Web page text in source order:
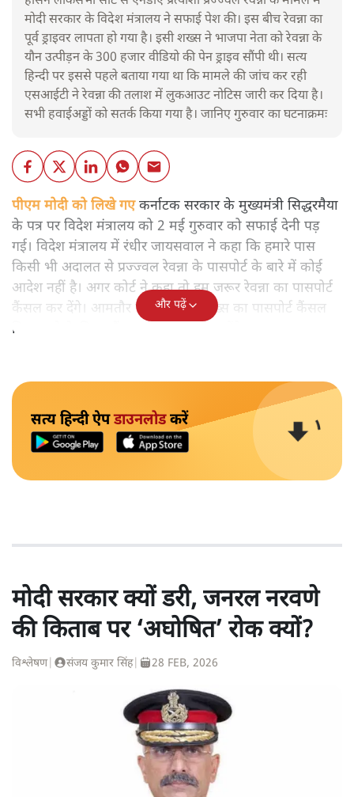
मोदी सरकार के विदेश मंत्रालय ने सफाई पेश की। इस बीच रेवन्ना का
पूर्व ड्राइवर लापता हो गया है। इसी शख्स ने भाजपा नेता को रेवन्ना के
यौन उत्पीड़न के 300 हजार वीडियो की पेन ड्राइव सौंपी थी। सत्य
हिन्दी पर इससे पहले बताया गया था कि मामले की जांच कर रही
एसआईटी ने रेवन्ना की तलाश में लुकआउट नोटिस जारी कर दिया है।
सभी हवाईअड्डों को सतर्क किया गया है। जानिए गुरुवार का घटनाक्रमः
पीएम मोदी को लिखे गएकर्नाटक सरकार के मुख्यमंत्री सिद्धरमैया
के पत्र पर विदेश मंत्रालय को 2 मई गुरुवार को सफाई देनी पड़
गई। विदेश मंत्रालय में रंधीर जायसवाल ने कहा कि हमारे पास
किसी भी अदालत से प्रज्ज्वल रेवन्ना के पासपोर्ट के बारे में कोई
आदेश नहीं है। अगर कोर्ट ने कहा तो हम जरूर रेवन्ना का पासपोर्ट
कैंसल कर देंगे। आमतौर पर किसी भी शख्स का पासपोर्ट कैंसल
किए जाने के नियम हैं। हम उनका पालन करेंगे।
और पढ़ें
सत्य हिन्दी ऐपडाउनलोडकरें
मोदी सरकार क्यों डरी, जनरल नरवणे
की किताब पर ‘अघोषित’ रोक क्यों?
विश्लेषण| संजय कुमार सिंह| 28 FEB, 2026